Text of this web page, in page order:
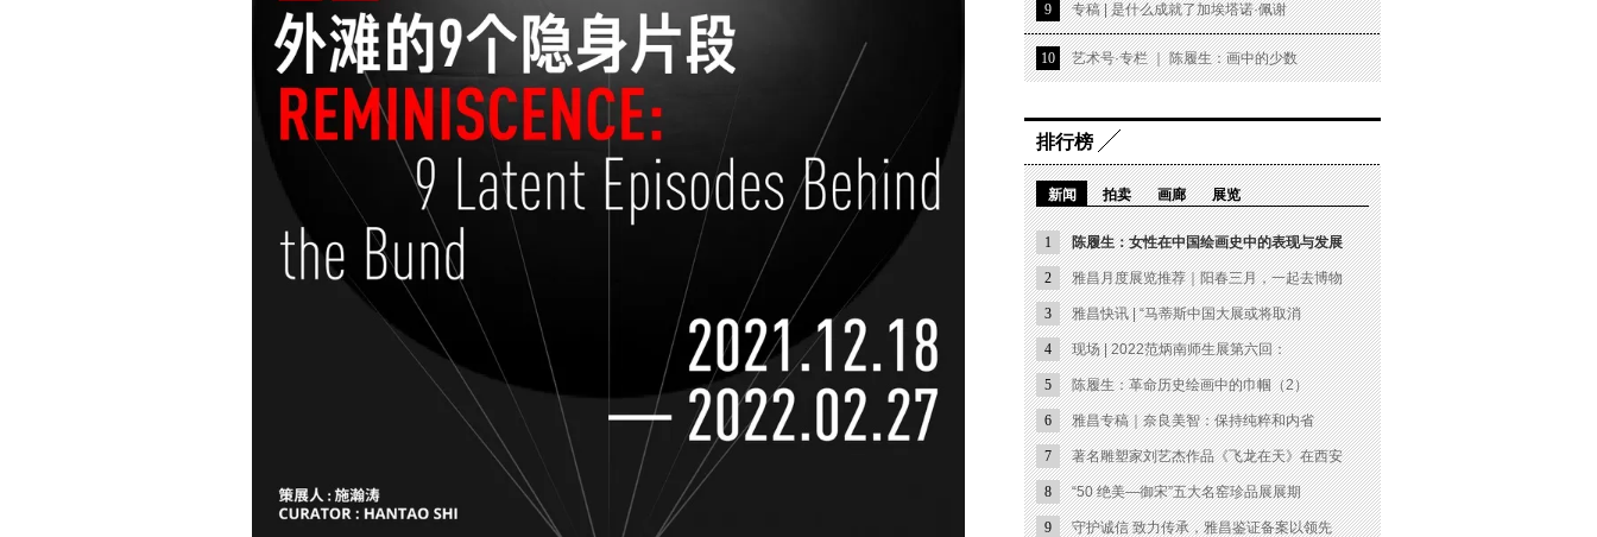
9 专稿 | 是什么成就了加埃塔诺·佩谢
10 艺术号·专栏 ｜ 陈履生：画中的少数
排行榜
新闻 拍卖 画廊 展览
1 陈履生：女性在中国绘画史中的表现与发展
2 雅昌月度展览推荐｜阳春三月，一起去博物
3 雅昌快讯 | “马蒂斯中国大展或将取消
4 现场 | 2022范炳南师生展第六回：
5 陈履生：革命历史绘画中的巾帼（2）
6 雅昌专稿｜奈良美智：保持纯粹和内省
7 著名雕塑家刘艺杰作品《飞龙在天》在西安
8 “50 绝美—御宋”五大名窑珍品展展期
9 守护诚信 致力传承，雅昌鉴证备案以领先